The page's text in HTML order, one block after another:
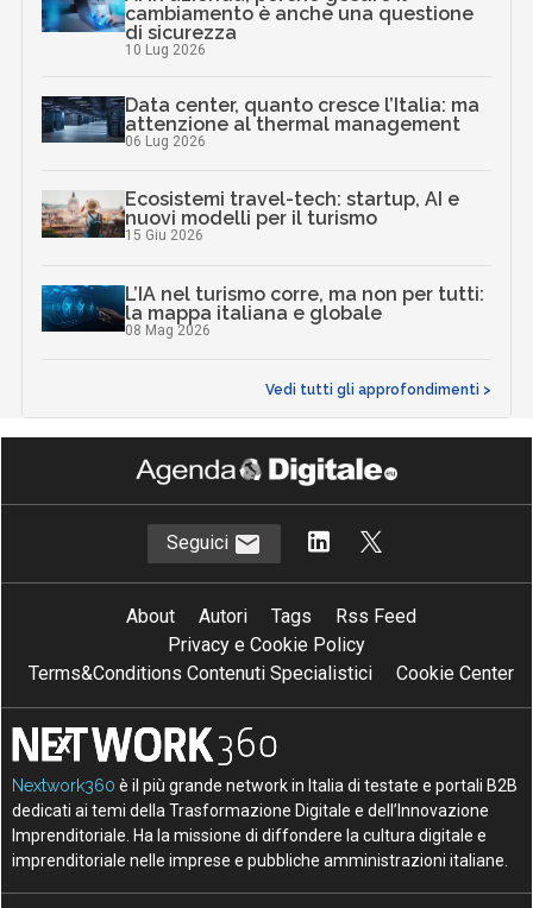
cambiamento è anche una questione
di sicurezza
10 Lug 2026
Data center, quanto cresce l’Italia: ma
attenzione al thermal management
06 Lug 2026
Ecosistemi travel-tech: startup, AI e
nuovi modelli per il turismo
15 Giu 2026
L’IA nel turismo corre, ma non per tutti:
la mappa italiana e globale
08 Mag 2026
Vedi tutti gli approfondimenti >
Seguici
About Autori Tags
Rss Feed
Privacy e Cookie Policy
Terms&Conditions Contenuti Specialistici
Cookie Center
Nextwork360 è il più grande network in Italia di testate e portali B2B
dedicati ai temi della Trasformazione Digitale e dell’Innovazione
Imprenditoriale. Ha la missione di diffondere la cultura digitale e
imprenditoriale nelle imprese e pubbliche amministrazioni italiane.